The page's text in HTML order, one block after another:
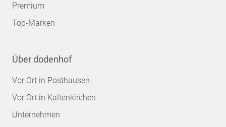
Premium
Top-Marken
Über dodenhof
Vor Ort in Posthausen
Vor Ort in Kaltenkirchen
Unternehmen